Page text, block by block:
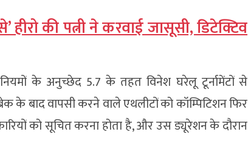
हीरो की पत्नी ने करवाई जासूसी, डिटेक्टिव
के अनुच्छेद 5.7 के तहत विनेश घरेलू टूर्नामेंटों से
के बाद वापसी करने वाले एथलीटों को कॉम्पिटिशन फिर
को सूचित करना होता है, और उस ड्यूरेशन के दौरान